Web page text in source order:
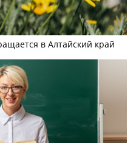
в Алтайский край